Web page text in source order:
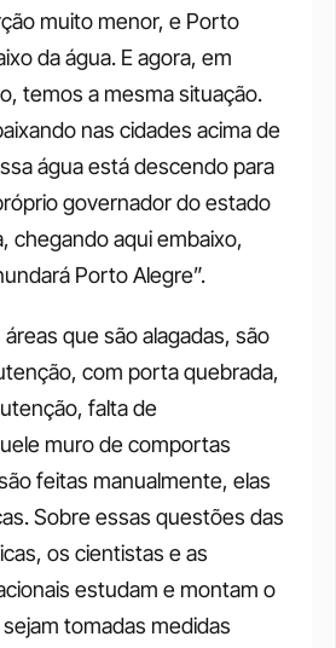
muito menor, e Porto
da água. E agora, em
temos a mesma situação.
nas cidades acima de
água está descendo para
governador do estado
chegando aqui embaixo,
Porto Alegre”.
que são alagadas, são
com porta quebrada,
falta de
muro de comportas
feitas manualmente, elas
Sobre essas questões das
os cientistas e as
estudam e montam o
tomadas medidas